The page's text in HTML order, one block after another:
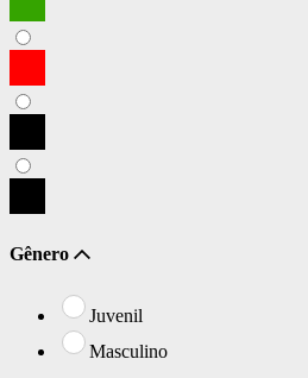
Gênero
Juvenil
Masculino